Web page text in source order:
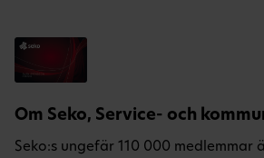
Om Seko, Service- och
Seko:s ungefär 110 000 medlemmar